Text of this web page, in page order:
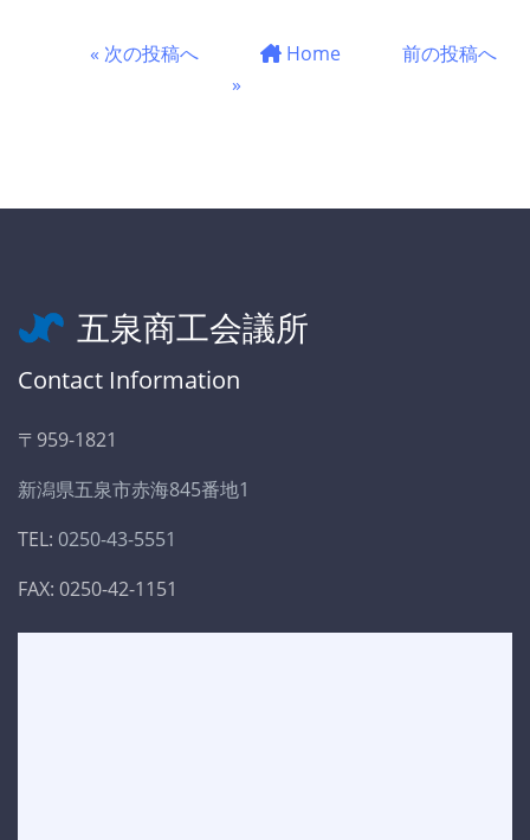
« 次の投稿へ Home
前の投稿へ
»
五泉商工会議所
Contact Information
〒959-1821
新潟県五泉市赤海845番地1
TEL: 0250-43-5551
FAX: 0250-42-1151